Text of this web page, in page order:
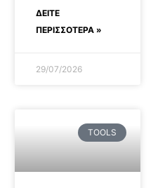
ΔΕΊΤΕ
ΠΕΡΙΣΣΟΤΕΡΑ »
29/07/2026
TOOLS